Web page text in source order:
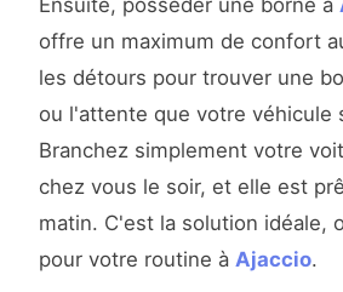
Ensuite, posséder une borne à
offre un maximum de confort
les détours pour trouver une
ou l'attente que votre véhicule
Branchez simplement votre
chez vous le soir, et elle est
matin. C'est la solution idéale,
pour votre routine à Ajaccio.